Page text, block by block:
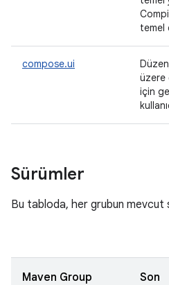
temel
compose.ui
üzere
için
Sürümler
Bu tabloda, her grubun mevcut
Maven Group
Son